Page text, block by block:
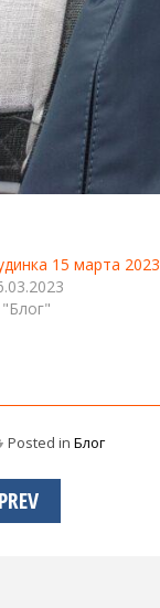
15 марта 2023
Posted in Блог
PREV